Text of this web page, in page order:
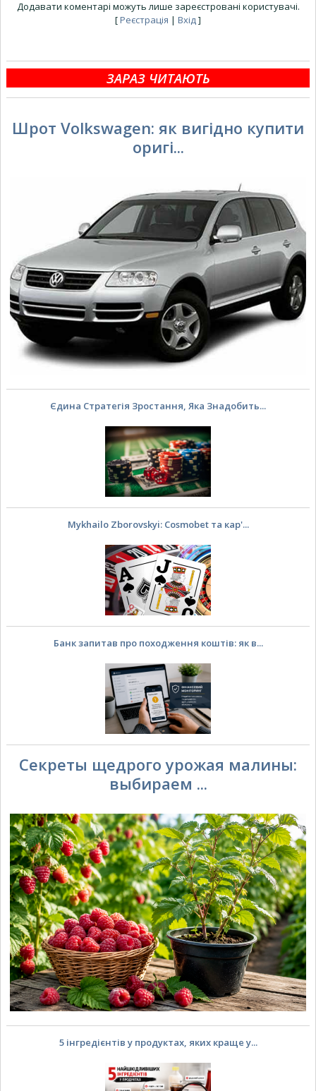
Додавати коментарі можуть лише зареєстровані користувачі.
[Реєстрація | Вхід]
ЗАРАЗ ЧИТАЮТЬ
Шрот Volkswagen: як вигідно купити
оригі...
Єдина Стратегія Зростання, Яка Знадобить...
Mykhailo Zborovskyi: Cosmobet та кар'...
Банк запитав про походження коштів: як в...
Секреты щедрого урожая малины:
выбираем ...
5 інгредієнтів у продуктах, яких краще у...